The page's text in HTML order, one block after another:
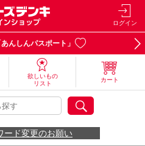
ログイン
んしんパスポート」
欲しいもの
リスト
カート
ード変更のお願い